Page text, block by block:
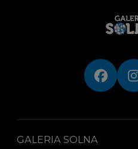
GALERIA SOLNA